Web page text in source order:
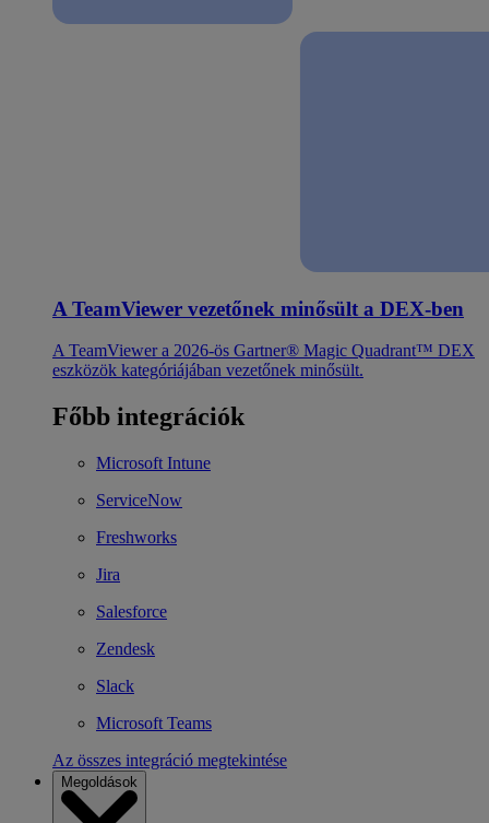
A TeamViewer vezetőnek minősült a DEX-ben
A TeamViewer a 2026-ös Gartner® Magic Quadrant™ DEX
eszközök kategóriájában vezetőnek minősült.
Főbb integrációk
Microsoft Intune
ServiceNow
Freshworks
Jira
Salesforce
Zendesk
Slack
Microsoft Teams
Az összes integráció megtekintése
Megoldások